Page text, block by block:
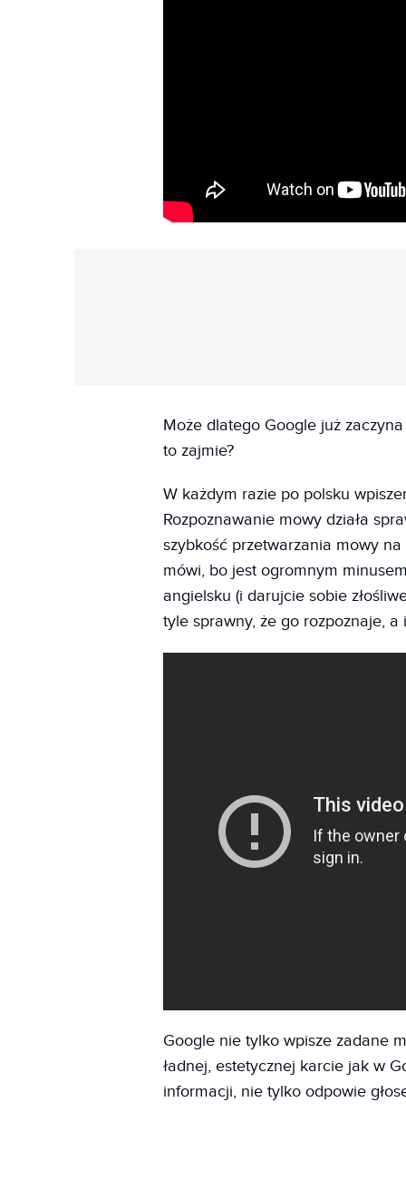
Może dlatego Google już
to zajmie?
W każdym razie po polsku
Rozpoznawanie mowy działa
szybkość przetwarzania mowy
mówi, bo jest ogromnym
angielsku (i darujcie sobie
tyle sprawny, że go rozpoznaje,
Google nie tylko wpisze zadane
ładnej, estetycznej karcie jak w
informacji, nie tylko odpowie